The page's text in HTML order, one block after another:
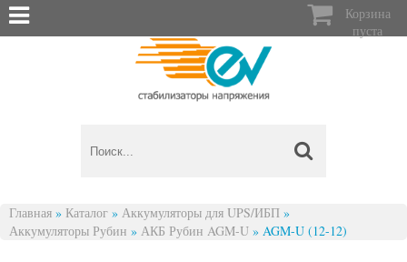

Корзина
пуста
Вы здесь
Главная » Каталог » Аккумуляторы для UPS/ИБП »
Аккумуляторы Рубин » АКБ Рубин AGM-U » AGM-U (12-12)